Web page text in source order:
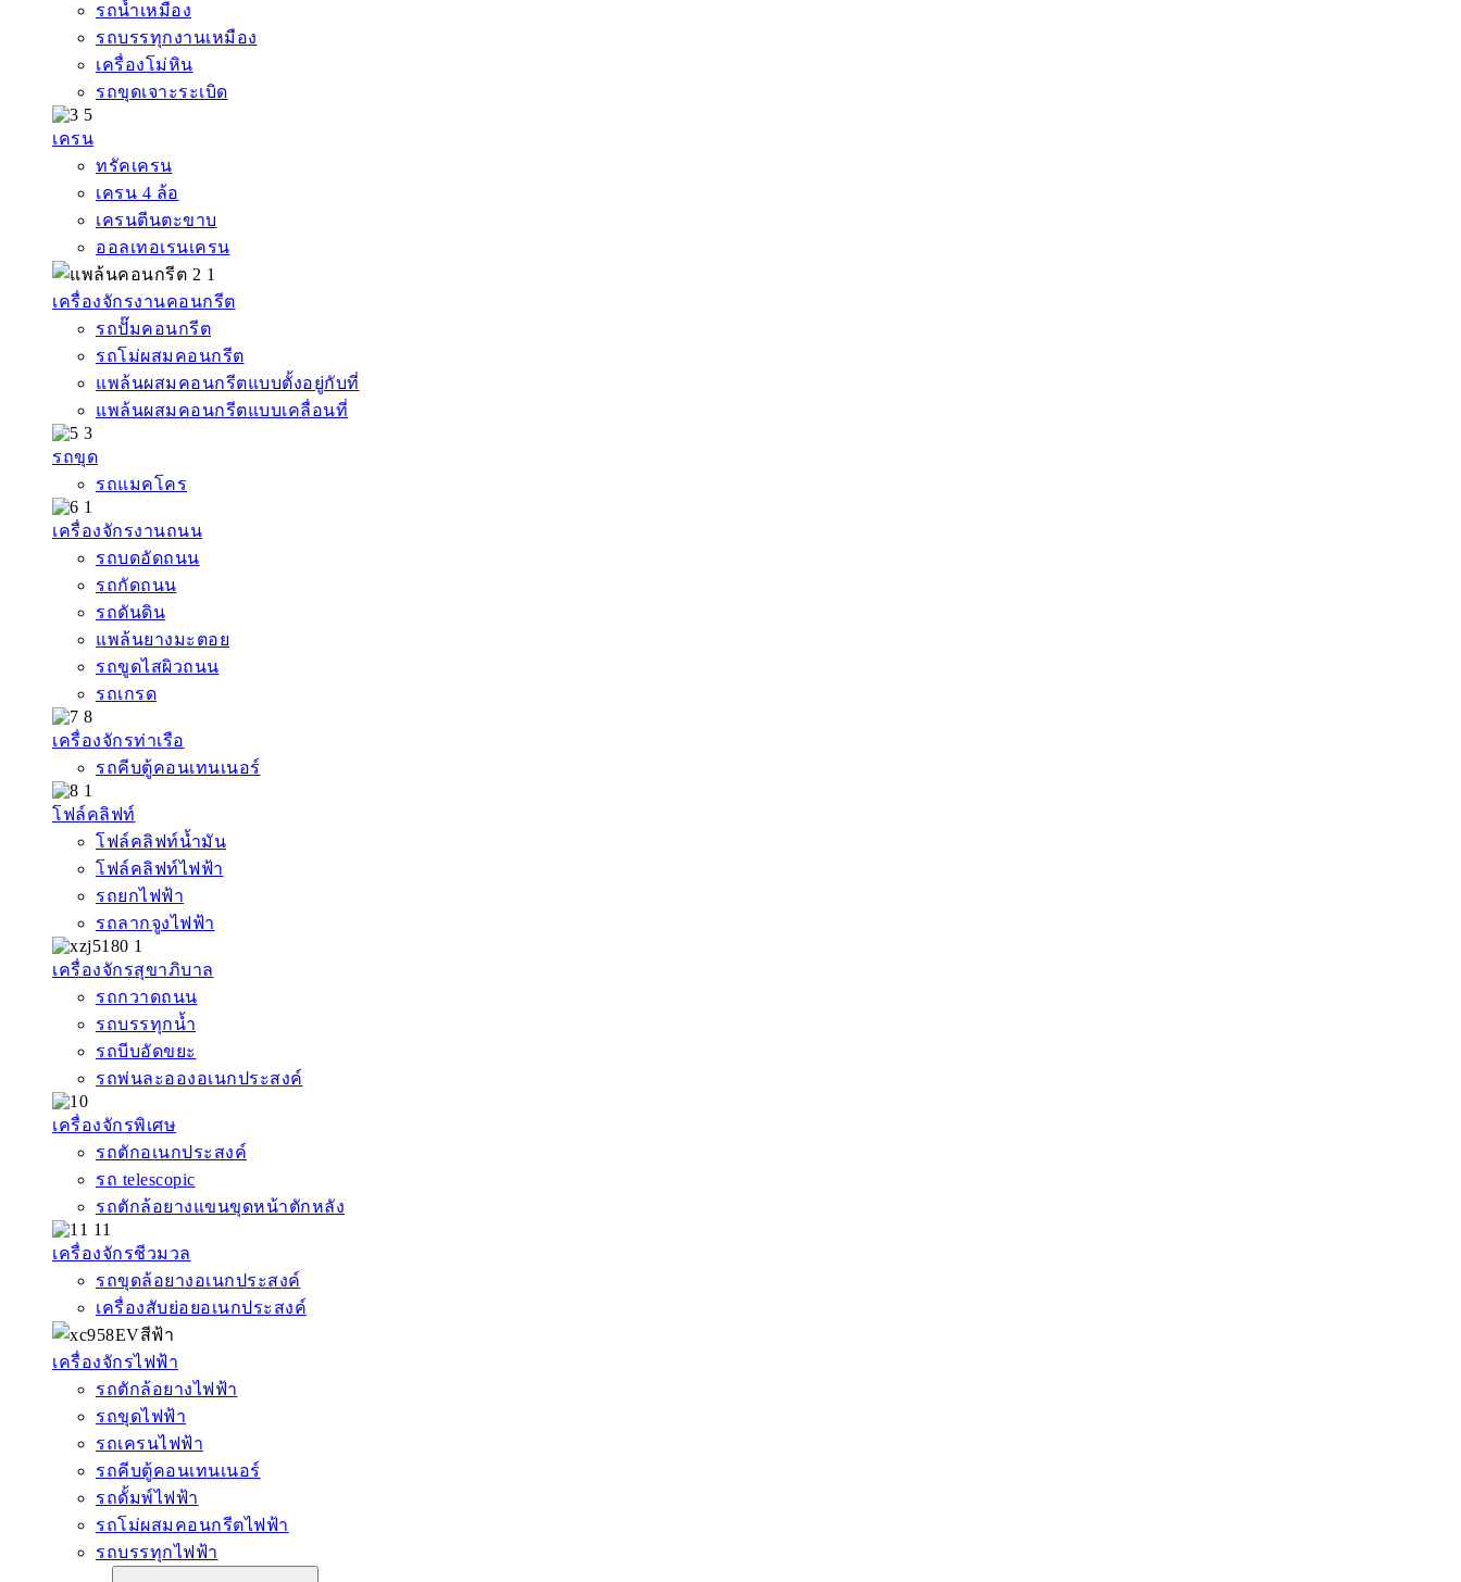
รถน้ำเหมือง
รถบรรทุกงานเหมือง
เครื่องโม่หิน
รถขุดเจาะระเบิด
เครน
ทรัคเครน
เครน 4 ล้อ
เครนตีนตะขาบ
ออลเทอเรนเครน
เครื่องจักรงานคอนกรีต
รถปั๊มคอนกรีต
รถโม่ผสมคอนกรีต
แพล้นผสมคอนกรีตแบบตั้งอยู่กับที่
แพล้นผสมคอนกรีตแบบเคลื่อนที่
รถขุด
รถแมคโคร
เครื่องจักรงานถนน
รถบดอัดถนน
รถกัดถนน
รถดันดิน
แพล้นยางมะตอย
รถขูดไสผิวถนน
รถเกรด
เครื่องจักรท่าเรือ
รถคีบตู้คอนเทนเนอร์
โฟล์คลิฟท์
โฟล์คลิฟท์น้ำมัน
โฟล์คลิฟท์ไฟฟ้า
รถยกไฟฟ้า
รถลากจูงไฟฟ้า
เครื่องจักรสุขาภิบาล
รถกวาดถนน
รถบรรทุกน้ำ
รถบีบอัดขยะ
รถพ่นละอองอเนกประสงค์
เครื่องจักรพิเศษ
รถตักอเนกประสงค์
รถ telescopic
รถตักล้อยางแขนขุดหน้าตักหลัง
เครื่องจักรชีวมวล
รถขุดล้อยางอเนกประสงค์
เครื่องสับย่อยอเนกประสงค์
เครื่องจักรไฟฟ้า
รถตักล้อยางไฟฟ้า
รถขุดไฟฟ้า
รถเครนไฟฟ้า
รถคีบตู้คอนเทนเนอร์
รถดั้มพ์ไฟฟ้า
รถโม่ผสมคอนกรีตไฟฟ้า
รถบรรทุกไฟฟ้า